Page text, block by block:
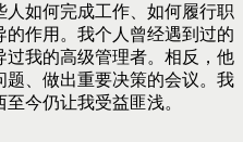
如何完成工作、如何履行职
作用。我个人曾经遇到过的
我的高级管理者。相反，他
、做出重要决策的会议。我
今仍让我受益匪浅。